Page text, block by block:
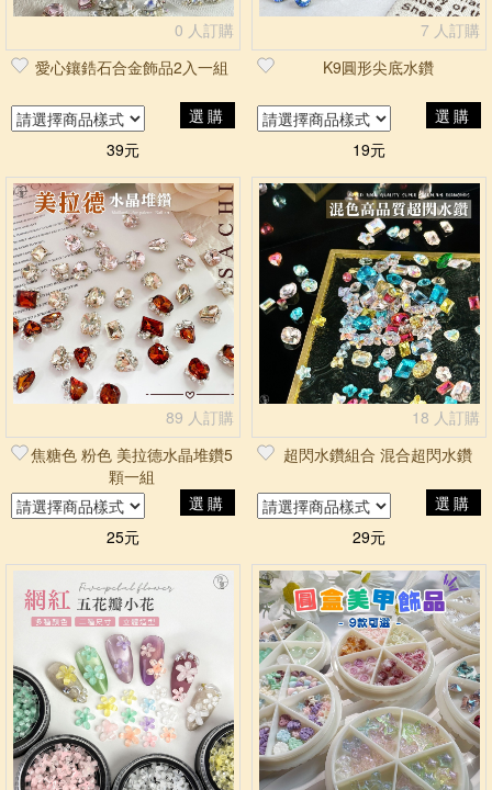
0 人訂購
愛心鑲鋯石合金飾品2入一組
選購
39元
7 人訂購
K9圓形尖底水鑽
選購
19元
89 人訂購
焦糖色 粉色 美拉德水晶堆鑽5
顆一組
選購
25元
18 人訂購
超閃水鑽組合 混合超閃水鑽
選購
29元